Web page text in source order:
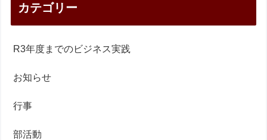
カテゴリー
R3年度までのビジネス実践
お知らせ
行事
部活動